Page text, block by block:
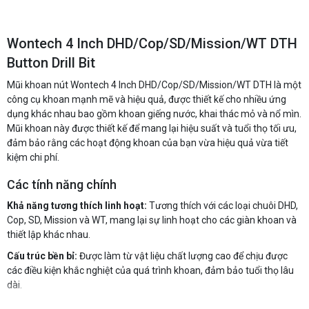
Wontech 4 Inch DHD/Cop/SD/Mission/WT DTH
Button Drill Bit
Mũi khoan nút Wontech 4 Inch DHD/Cop/SD/Mission/WT DTH là một
công cụ khoan mạnh mẽ và hiệu quả, được thiết kế cho nhiều ứng
dụng khác nhau bao gồm khoan giếng nước, khai thác mỏ và nổ mìn.
Mũi khoan này được thiết kế để mang lại hiệu suất và tuổi thọ tối ưu,
đảm bảo rằng các hoạt động khoan của bạn vừa hiệu quả vừa tiết
kiệm chi phí.
Các tính năng chính
Khả năng tương thích linh hoạt: Tương thích với các loại chuôi DHD,
Cop, SD, Mission và WT, mang lại sự linh hoạt cho các giàn khoan và
thiết lập khác nhau.
Cấu trúc bền bỉ: Được làm từ vật liệu chất lượng cao để chịu được
các điều kiện khắc nghiệt của quá trình khoan, đảm bảo tuổi thọ lâu
dài.